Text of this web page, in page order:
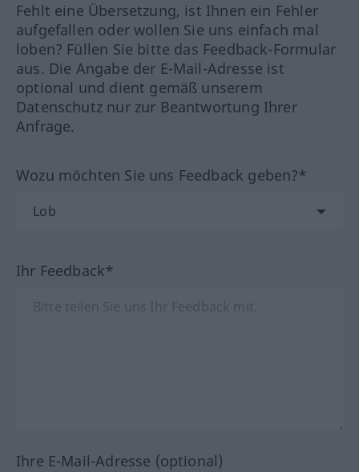
Fehlt eine Übersetzung, ist Ihnen ein Fehler
aufgefallen oder wollen Sie uns einfach mal
loben? Füllen Sie bitte das Feedback-Formular
aus. Die Angabe der E-Mail-Adresse ist
optional und dient gemäß unserem
Datenschutz nur zur Beantwortung Ihrer
Anfrage.
Wozu möchten Sie uns Feedback geben?*
Ihr Feedback*
Ihre E-Mail-Adresse (optional)